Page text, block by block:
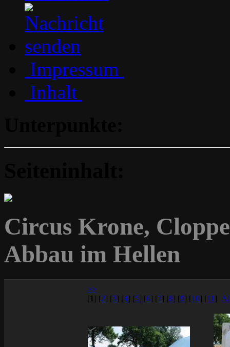
Impressum
Inhalt
Circus Krone,
Abbau im Hellen
>>
[ 1 ] [2] [3] [4] [5] [6] [7] [8] [9] [10] [11 ]